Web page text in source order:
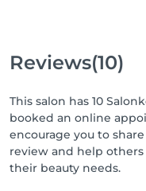
Reviews(10)
This salon has 10
booked an online
encourage you to
review and help
their beauty needs.